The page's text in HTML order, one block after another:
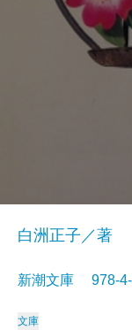
白洲正子／著
新潮文庫 978-
文庫